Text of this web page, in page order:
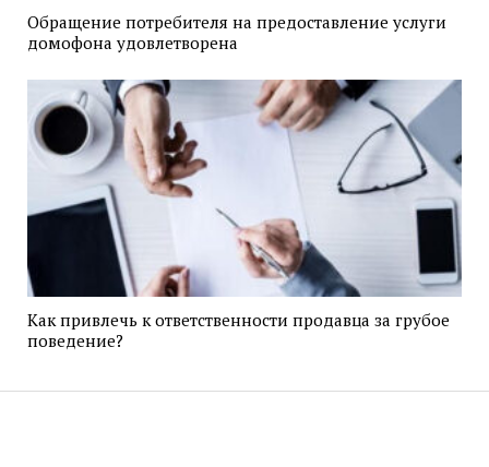
Обращение потребителя на предоставление услуги
домофона удовлетворена
Как привлечь к ответственности продавца за грубое
поведение?